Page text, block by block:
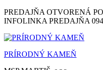
Skip
to
PREDAJŇA OTVORENÁ
INFOLINKA PREDAJŇA
PRÍRODNÝ KAMEŇ